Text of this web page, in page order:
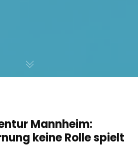
Mannheim:
keine Rolle spielt